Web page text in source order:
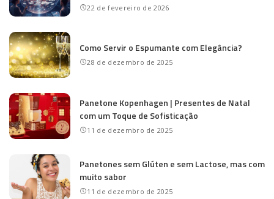
22 de fevereiro de 2026
Como Servir o Espumante com Elegância?
28 de dezembro de 2025
Panetone Kopenhagen | Presentes de Natal
com um Toque de Sofisticação
11 de dezembro de 2025
Panetones sem Glúten e sem Lactose, mas com
muito sabor
11 de dezembro de 2025